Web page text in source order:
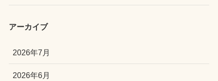
アーカイブ
2026年7月
2026年6月